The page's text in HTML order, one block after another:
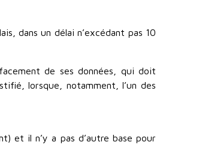
dans un délai n’excédant pas 10
de ses données, qui doit
lorsque, notamment, l’un des
et il n’y a pas d’autre base pour